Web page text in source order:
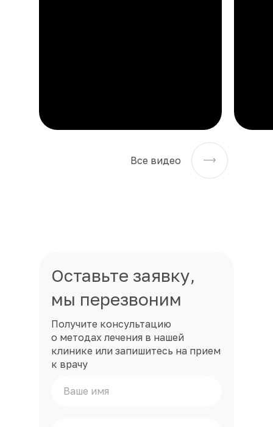
Все видео
Оставьте заявку,
мы перезвоним
Получите консультацию
о методах лечения в нашей
клинике или запишитесь на прием
к врачу